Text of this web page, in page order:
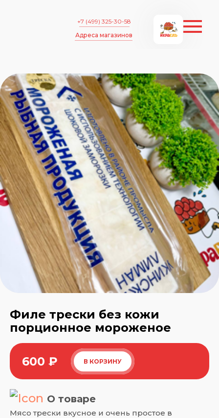
+7 (499) 325-30-58
Адреса магазинов
Филе трески без кожи
порционное мороженое
600 ₽ В КОРЗИНУ
О товаре
Мясо трески вкусное и очень простое в